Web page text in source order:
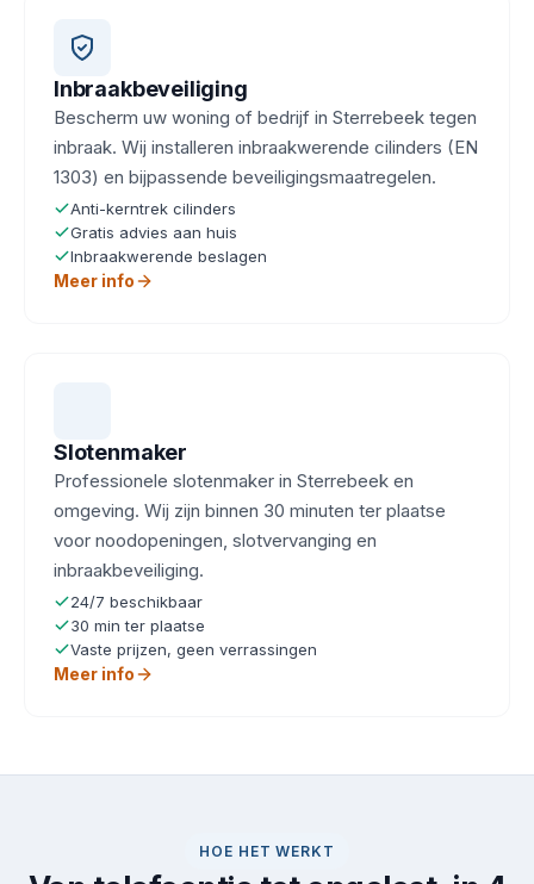
Inbraakbeveiliging
Bescherm uw woning of bedrijf in Sterrebeek tegen
inbraak. Wij installeren inbraakwerende cilinders (EN
1303) en bijpassende beveiligingsmaatregelen.
Anti-kerntrek cilinders
Gratis advies aan huis
Inbraakwerende beslagen
Meer info
Slotenmaker
Professionele slotenmaker in Sterrebeek en
omgeving. Wij zijn binnen 30 minuten ter plaatse
voor noodopeningen, slotvervanging en
inbraakbeveiliging.
24/7 beschikbaar
30 min ter plaatse
Vaste prijzen, geen verrassingen
Meer info
HOE HET WERKT